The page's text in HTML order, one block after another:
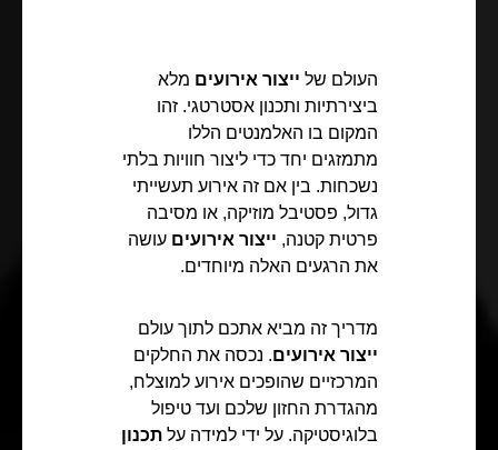
העולם של ייצור אירועים מלא
ביצירתיות ותכנון אסטרטגי. זהו
המקום בו האלמנטים הללו
מתמזגים יחד כדי ליצור חוויות בלתי
נשכחות. בין אם זה אירוע תעשייתי
גדול, פסטיבל מוזיקה, או מסיבה
פרטית קטנה, ייצור אירועים עושה
את הרגעים האלה מיוחדים.
מדריך זה מביא אתכם לתוך עולם
ייצור אירועים. נכסה את החלקים
המרכזיים שהופכים אירוע למוצלח,
מהגדרת החזון שלכם ועד טיפול
בלוגיסטיקה. על ידי למידה על תכנון